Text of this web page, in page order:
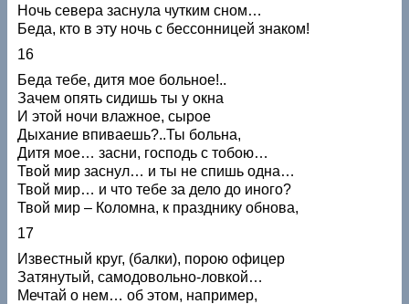
Ночь севера заснула чутким сном…
Беда, кто в эту ночь с бессонницей знаком!
16
Беда тебе, дитя мое больное!..
Зачем опять сидишь ты у окна
И этой ночи влажное, сырое
Дыхание впиваешь?..Ты больна,
Дитя мое… засни, господь с тобою…
Твой мир заснул… и ты не спишь одна…
Твой мир… и что тебе за дело до иного?
Твой мир – Коломна, к празднику обнова,
17
Известный круг, (балки), порою офицер
Затянутый, самодовольно-ловкой…
Мечтай о нем… об этом, например,